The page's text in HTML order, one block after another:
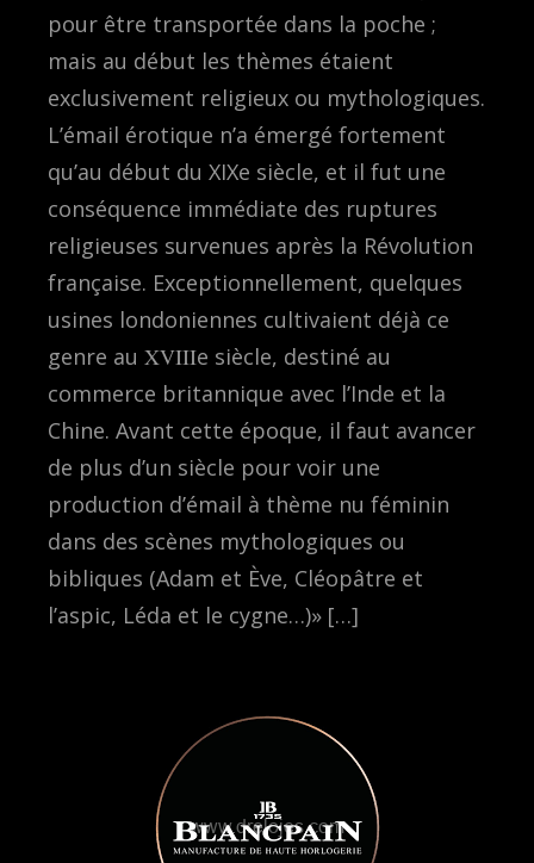
pour être transportée dans la poche ;
mais au début les thèmes étaient
exclusivement religieux ou mythologiques.
L’émail érotique n’a émergé fortement
qu’au début du XIXe siècle, et il fut une
conséquence immédiate des ruptures
religieuses survenues après la Révolution
française. Exceptionnellement, quelques
usines londoniennes cultivaient déjà ce
genre au XVIIIe siècle, destiné au
commerce britannique avec l’Inde et la
Chine. Avant cette époque, il faut avancer
de plus d’un siècle pour voir une
production d’émail à thème nu féminin
dans des scènes mythologiques ou
bibliques (Adam et Ève, Cléopâtre et
l’aspic, Léda et le cygne…)» […]